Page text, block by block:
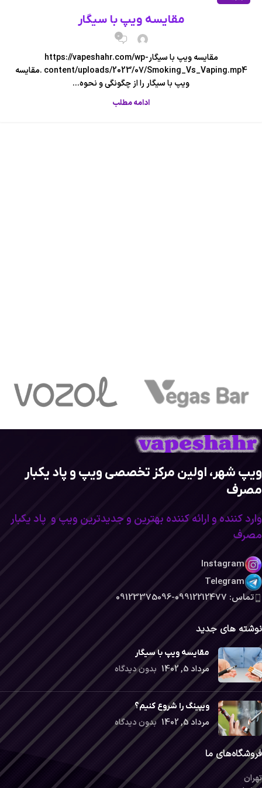
مقایسه ویپ با سیگار
0
مقایسه ویپ با سیگارhttps://vapeshahr.com/wp-
content/uploads/2023/07/Smoking_Vs_Vaping.mp4 .مقایسه
ویپ با سیگار را از چگونگی و نحوه...
ادامه مطلب
ویپ شهر، اولین مرکز تخصصی ویپ و پاد یکبار
مصرف
وارد کننده و ارائه کننده بهترین و جدیدترین ویپ و پاد یکبار
مصرف
Instagram
Telegram
تماس: 09912212477-09123375096
نوشته های جدید
مقایسه ویپ با سیگار
مرداد 5, 1402 بدون دیدگاه
ویپینگ را شروع کنیم؟
مرداد 5, 1402 بدون دیدگاه
فروشگاه‌های ما
تهران